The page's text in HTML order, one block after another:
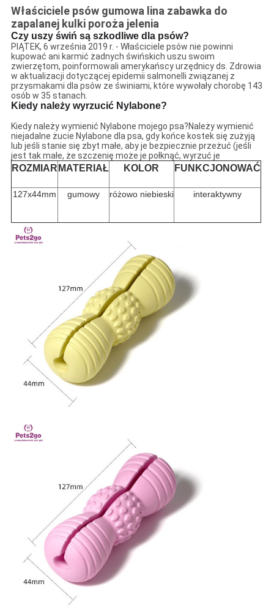
Właściciele psów gumowa lina zabawka do
zapalanej kulki poroża jelenia
Czy uszy świń są szkodliwe dla psów?
PIĄTEK, 6 września 2019 r. - Właściciele psów nie powinni
kupować ani karmić żadnych świńskich uszu swoim
zwierzętom, poinformowali amerykańscy urzędnicy ds. Zdrowia
w aktualizacji dotyczącej epidemii salmonelli związanej z
przysmakami dla psów ze świniami, które wywołały chorobę 143
osób w 35 stanach.
Kiedy należy wyrzucić Nylabone?
Kiedy należy wymienić Nylabone mojego psa?Należy wymienić
niejadalne żucie Nylabone dla psa, gdy końce kostek się zużyją
lub jeśli stanie się zbyt małe, aby je bezpiecznie przeżuć (jeśli
jest tak małe, że szczenię może je połknąć, wyrzuć je
ROZMIAR MATERIAŁ KOLOR FUNKCJONOWAĆ
127x44mm gumowy różowo niebieski interaktywny